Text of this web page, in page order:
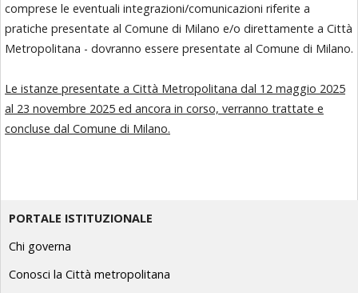
comprese le eventuali integrazioni/comunicazioni riferite a
pratiche presentate al Comune di Milano e/o direttamente a Città
Metropolitana - dovranno essere presentate al Comune di Milano.
Le istanze presentate a Città Metropolitana dal 12 maggio 2025
al 23 novembre 2025 ed ancora in corso, verranno trattate e
concluse dal Comune di Milano.
PORTALE ISTITUZIONALE
Chi governa
Conosci la Città metropolitana